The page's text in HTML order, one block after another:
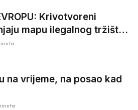
Krivotvoreni
mapu ilegalnog tržišta,
na proizvodnju van EU
na vrijeme, na posao kad